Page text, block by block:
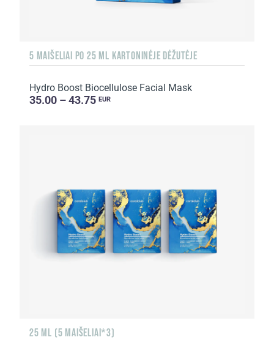
5 MAIŠELIAI PO 25 ML KARTONINĖJE DĖŽUTĖJE
Hydro Boost Biocellulose Facial Mask
35.00 – 43.75 EUR
25 ML (5 MAIŠELIAI*3)